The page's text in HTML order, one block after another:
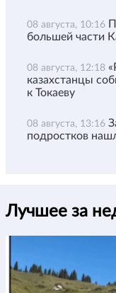
08 августа, 10:16
большей части
08 августа, 12:18
казахстанцы
к Токаеву
08 августа, 13:16
подростков
Лучшее за